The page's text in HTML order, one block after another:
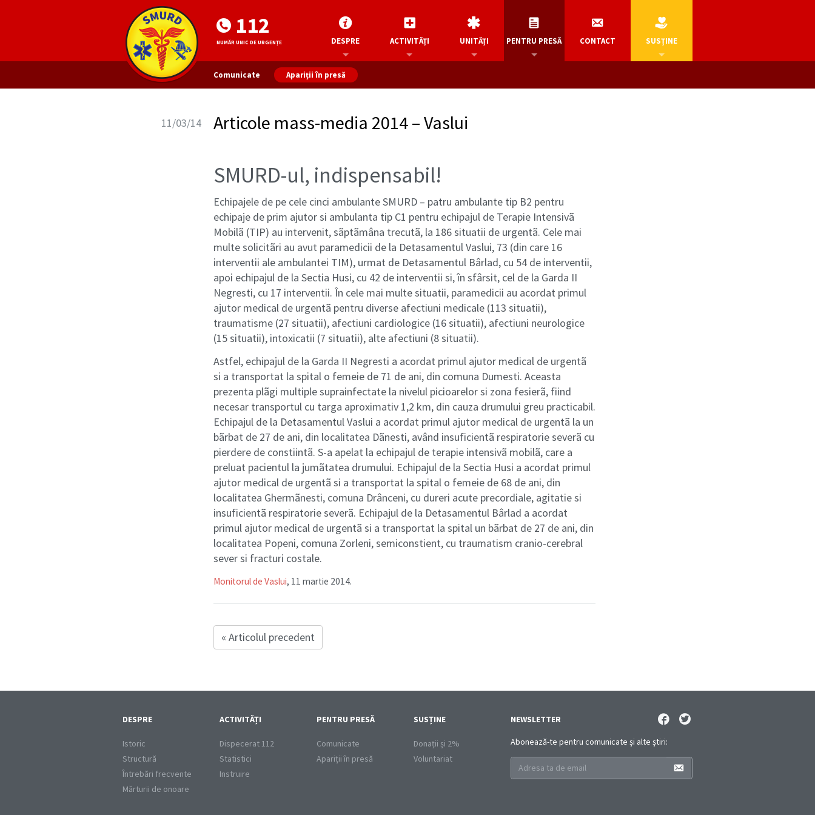
112
NUMĂR UNIC DE URGENȚE DESPRE ACTIVITĂȚI UNITĂȚI PENTRU PRESĂ
Comunicate Apariții în presă
CONTACT SUSȚINE
11/03/14 Articole mass-media 2014 – Vaslui
SMURD-ul, indispensabil!
Echipajele de pe cele cinci ambulante SMURD – patru ambulante tip B2 pentru
echipaje de prim ajutor si ambulanta tip C1 pentru echipajul de Terapie Intensivã
Mobilã (TIP) au intervenit, sãptãmâna trecutã, la 186 situatii de urgentã. Cele mai
multe solicitãri au avut paramedicii de la Detasamentul Vaslui, 73 (din care 16
interventii ale ambulantei TIM), urmat de Detasamentul Bârlad, cu 54 de interventii,
apoi echipajul de la Sectia Husi, cu 42 de interventii si, în sfârsit, cel de la Garda II
Negresti, cu 17 interventii. În cele mai multe situatii, paramedicii au acordat primul
ajutor medical de urgentã pentru diverse afectiuni medicale (113 situatii),
traumatisme (27 situatii), afectiuni cardiologice (16 situatii), afectiuni neurologice
(15 situatii), intoxicatii (7 situatii), alte afectiuni (8 situatii).
Astfel, echipajul de la Garda II Negresti a acordat primul ajutor medical de urgentã
si a transportat la spital o femeie de 71 de ani, din comuna Dumesti. Aceasta
prezenta plãgi multiple suprainfectate la nivelul picioarelor si zona fesierã, fiind
necesar transportul cu targa aproximativ 1,2 km, din cauza drumului greu practicabil.
Echipajul de la Detasamentul Vaslui a acordat primul ajutor medical de urgentã la un
bãrbat de 27 de ani, din localitatea Dãnesti, având insuficientã respiratorie severã cu
pierdere de constiintã. S-a apelat la echipajul de terapie intensivã mobilã, care a
preluat pacientul la jumãtatea drumului. Echipajul de la Sectia Husi a acordat primul
ajutor medical de urgentã si a transportat la spital o femeie de 68 de ani, din
localitatea Ghermãnesti, comuna Drânceni, cu dureri acute precordiale, agitatie si
insuficientã respiratorie severã. Echipajul de la Detasamentul Bârlad a acordat
primul ajutor medical de urgentã si a transportat la spital un bãrbat de 27 de ani, din
localitatea Popeni, comuna Zorleni, semiconstient, cu traumatism cranio-cerebral
sever si fracturi costale.
Monitorul de Vaslui, 11 martie 2014.
« Articolul precedent
DESPRE
Istoric
Structură
Întrebări frecvente
Mărturii de onoare
ACTIVITĂȚI
Dispecerat 112
Statistici
Instruire
PENTRU PRESĂ
Comunicate
Apariții în presă
SUSȚINE
Donații și 2%
Voluntariat
NEWSLETTER
Abonează-te pentru comunicate și alte știri: